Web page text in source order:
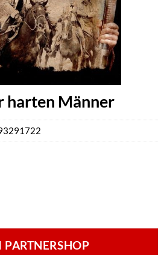
harten Männer